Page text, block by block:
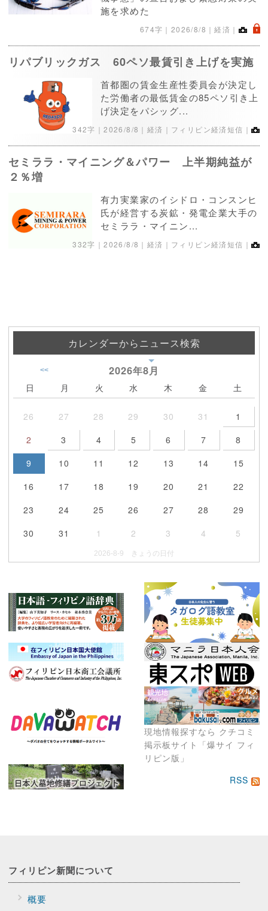
施を求めた
674字｜ 2026/8/8 ｜経済｜ .
リパブリックガス 60ペソ最賃引き上げを実施
首都圏の賃金生産性委員会が決定し
た労働者の最低賃金の85ペソ引き上
げ決定をパシッグ...
342字｜2026/8/8 ｜経済｜フィリピン経済短信｜
セミララ・マイニング＆パワー 上半期純益が
２％増
有力実業家のイシドロ・コンスンヒ
氏が経営する炭鉱・発電企業大手の
セミララ・マイニン...
332字｜2026/8/8 ｜経済｜フィリピン経済短信｜
現地情報探すなら クチコミ
掲示板サイト「爆サイ フィ
リピン版」
カレンダーからニュース検索
2026年8月
<<
日 月 火 水 木 金 土
26 27 28 29 30 31
1
2
3 4 5 6 7
8
9
10 11 12 13 14
15
16
17 18 19 20 21
22
23
24 25 26 27 28
29
30
31 1 2 3 4 5
2026-8-9 きょうの日付
RSS
フィリピン新聞について
概要